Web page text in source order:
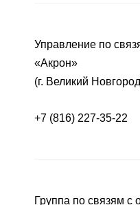
Управление по
«Акрон»
(г. Великий
+7 (816) 227-35-22
Группа по связям